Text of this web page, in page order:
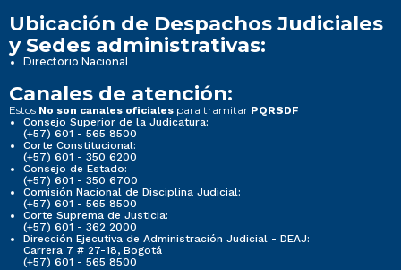
Ubicación de Despachos Judiciales
y Sedes administrativas:
Directorio Nacional
Canales de atención:
Estos No son canales oficiales para tramitar PQRSDF
Consejo Superior de la Judicatura:
(+57) 601 - 565 8500
Corte Constitucional:
(+57) 601 - 350 6200
Consejo de Estado:
(+57) 601 - 350 6700
Comisión Nacional de Disciplina Judicial:
(+57) 601 - 565 8500
Corte Suprema de Justicia:
(+57) 601 - 362 2000
Dirección Ejecutiva de Administración Judicial - DEAJ:
Carrera 7 # 27-18, Bogotá
(+57) 601 - 565 8500